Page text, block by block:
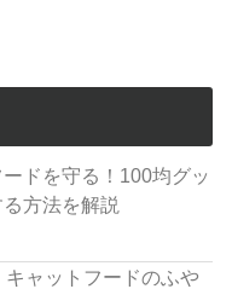
ドを守る！100均グッ
方法を解説
ャットフードのふや